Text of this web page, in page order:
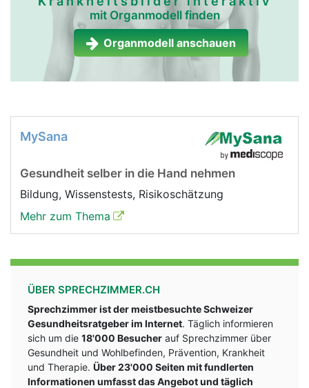
mit Organmodell finden
Organmodell anschauen
MySana
Gesundheit selber in die Hand nehmen
Bildung, Wissenstests, Risikoschätzung
Mehr zum Thema
ÜBER SPRECHZIMMER.CH
Sprechzimmer ist der meistbesuchte Schweizer
Gesundheitsratgeber im Internet. Täglich informieren
sich um die 18'000 Besucher auf Sprechzimmer über
Gesundheit und Wohlbefinden, Prävention, Krankheit
und Therapie. Über 23'000 Seiten mit fundlerten
Informationen umfasst das Angebot und täglich